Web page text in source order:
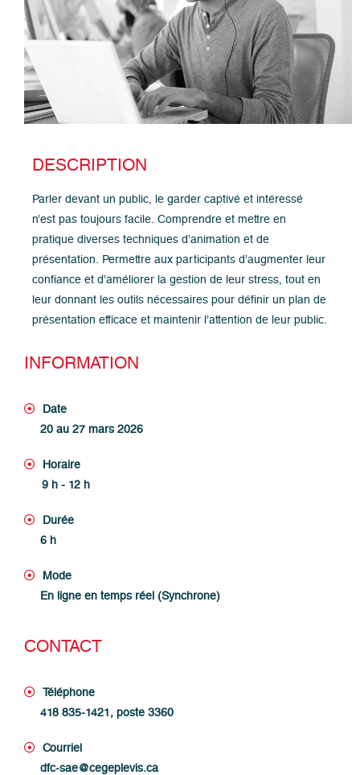
DESCRIPTION
Parler devant un public, le garder captivé et intéressé
n’est pas toujours facile. Comprendre et mettre en
pratique diverses techniques d’animation et de
présentation. Permettre aux participants d’augmenter leur
confiance et d’améliorer la gestion de leur stress, tout en
leur donnant les outils nécessaires pour définir un plan de
présentation efficace et maintenir l’attention de leur public.
INFORMATION
Date
20 au 27 mars 2026
Horaire
9 h - 12 h
Durée
6 h
Mode
En ligne en temps réel (Synchrone)
CONTACT
Téléphone
418 835-1421, poste 3360
Courriel
dfc-sae@cegeplevis.ca